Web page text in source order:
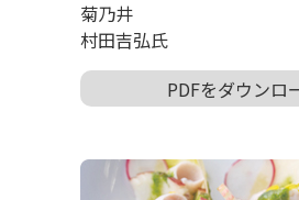
菊乃井
村田吉弘氏
PDFをダウンロ